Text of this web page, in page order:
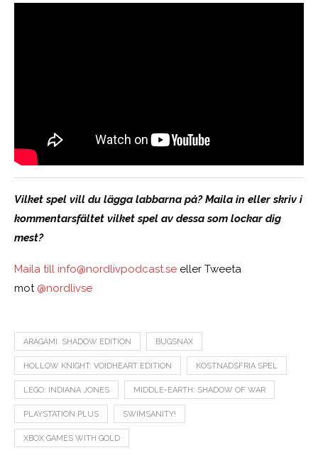
Vilket spel vill du lägga labbarna på? Maila in eller skriv i
kommentarsfältet vilket spel av dessa som lockar dig
mest?
Maila till info@nordlivpodcast.se eller Tweeta
mot @nordlivse
ARAGAMI: SHADOW EDITION BUGSNAX
HOLLOW KNIGHT: VOIDHEART EDITION KOSTNADSFRIA SPEL
LEGO: INDIANA JONES MIDDLE-EARTH: SHADOW OF WAR
PLAYSTATION PLUS SWIMSANITY!
XBOX GAMES WITH GOLD